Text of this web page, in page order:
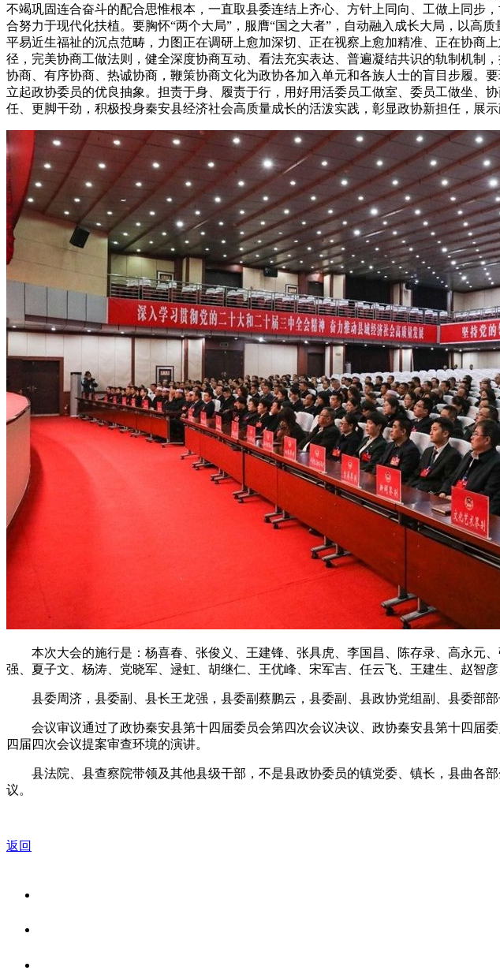
不竭巩固连合奋斗的配合思惟根本，一直取县委连结上齐心、方针上同向、工做上同步
合努力于现代化扶植。要胸怀“两个大局”，服膺“国之大者”，自动融入成长大局，以高
平易近生福祉的沉点范畴，力图正在调研上愈加深切、正在视察上愈加精准、正在协商
径，完美协商工做法则，健全深度协商互动、看法充实表达、普遍凝结共识的轨制机制
协商、有序协商、热诚协商，鞭策协商文化为政协各加入单元和各族人士的盲目步履。
立起政协委员的优良抽象。担责于身、履责于行，用好用活委员工做室、委员工做坐、
任、更脚干劲，积极投身秦安县经济社会高质量成长的活泼实践，彰显政协新担任，展
本次大会的施行是：杨喜春、张俊义、王建锋、张具虎、李国昌、陈存录、高永元
强、夏子文、杨涛、党晓军、逯虹、胡继仁、王优峰、宋军吉、任云飞、王建生、赵智
县委周济，县委副、县长王龙强，县委副蔡鹏云，县委副、县政协党组副、县委部部
会议审议通过了政协秦安县第十四届委员会第四次会议决议、政协秦安县第十四届
四届四次会议提案审查环境的演讲。
县法院、县查察院带领及其他县级干部，不是县政协委员的镇党委、镇长，县曲各
议。
返回